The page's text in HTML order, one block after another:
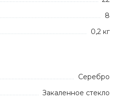
8
0,2 кг
Серебро
Закаленное стекло